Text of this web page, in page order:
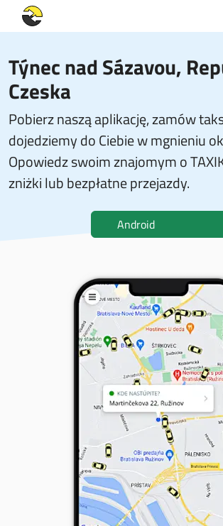
Týnec nad Sázavou,
Czeska
Pobierz naszą aplikację, zamów
dojedziemy do Ciebie w mgnieniu
Opowiedz swoim znajomym o
zniżki lub bezpłatne przejazdy.
Android